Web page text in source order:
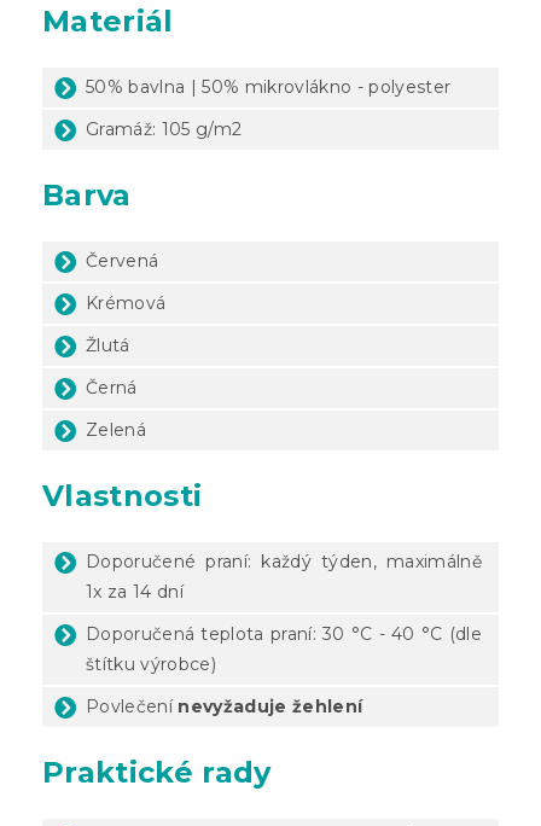
Materiál
50% bavlna | 50% mikrovlákno - polyester
Gramáž: 105 g/m2
Barva
Červená
Krémová
Žlutá
Černá
Zelená
Vlastnosti
Doporučené praní: každý týden, maximálně
1x za 14 dní
Doporučená teplota praní: 30 °C - 40 °C (dle
štítku výrobce)
Povlečení nevyžaduje žehlení
Praktické rady